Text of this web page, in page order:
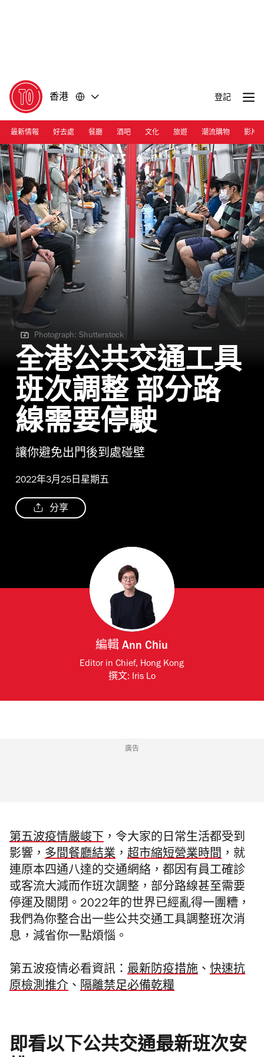
香港 登記
最新情報 好去處 餐廳 酒吧 文化 旅遊 潮流購物 影片
Photograph: Shutterstock
Photograph: Shutterstock
全港公共交通工具
班次調整 部分路
線需要停駛
讓你避免出門後到處碰壁
2022年3月25日星期五
分享
編輯Ann Chiu
Editor in Chief, Hong Kong
撰文: Iris Lo
廣告
第五波疫情嚴峻下 ，令大家的日常生活都受到
影響， 多間餐廳結業 ， 超市縮短營業時間 ，就
連原本四通八達的交通網絡，都因有員工確診
或客流大減而作班次調整，部分路線甚至需要
停運及關閉。2022年的世界已經亂得一團糟，
我們為你整合出一些公共交通工具調整班次消
息，減省你一點煩惱。
第五波疫情必看資訊： 最新防疫措施 、 快速抗
原檢測推介 、 隔離禁足必備乾糧
即看以下公共交通最新班次安